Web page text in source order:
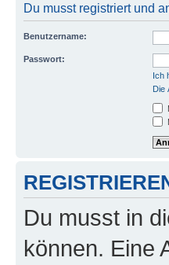
Du musst registriert und
Benutzername:
Passwort:
Ich
Die
Du musst in
können. Eine